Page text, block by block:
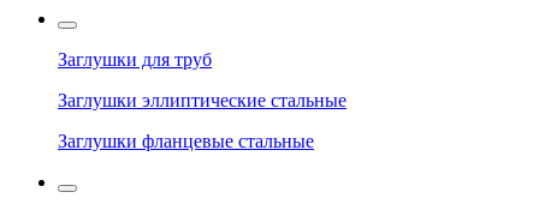
Заглушки для труб
Заглушки эллиптические стальные
Заглушки фланцевые стальные